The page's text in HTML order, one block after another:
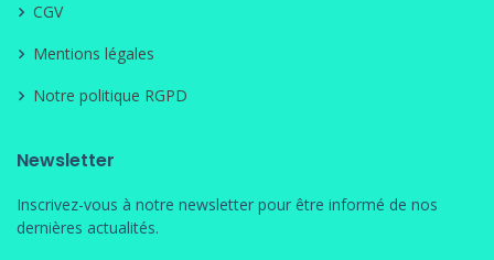
CGV
Mentions légales
Notre politique RGPD
Newsletter
Inscrivez-vous à notre newsletter pour être informé de nos
dernières actualités.